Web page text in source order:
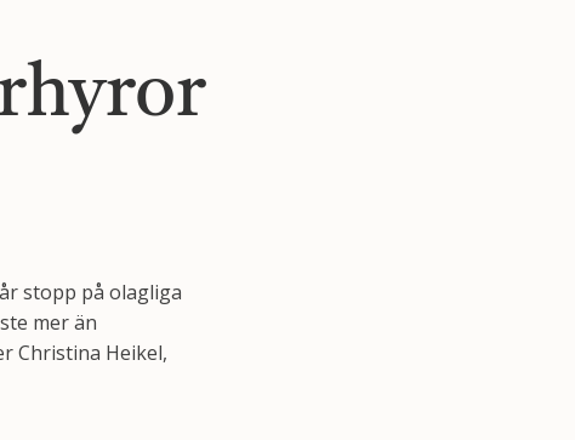
stopp på olagliga
mer än
Christina Heikel,